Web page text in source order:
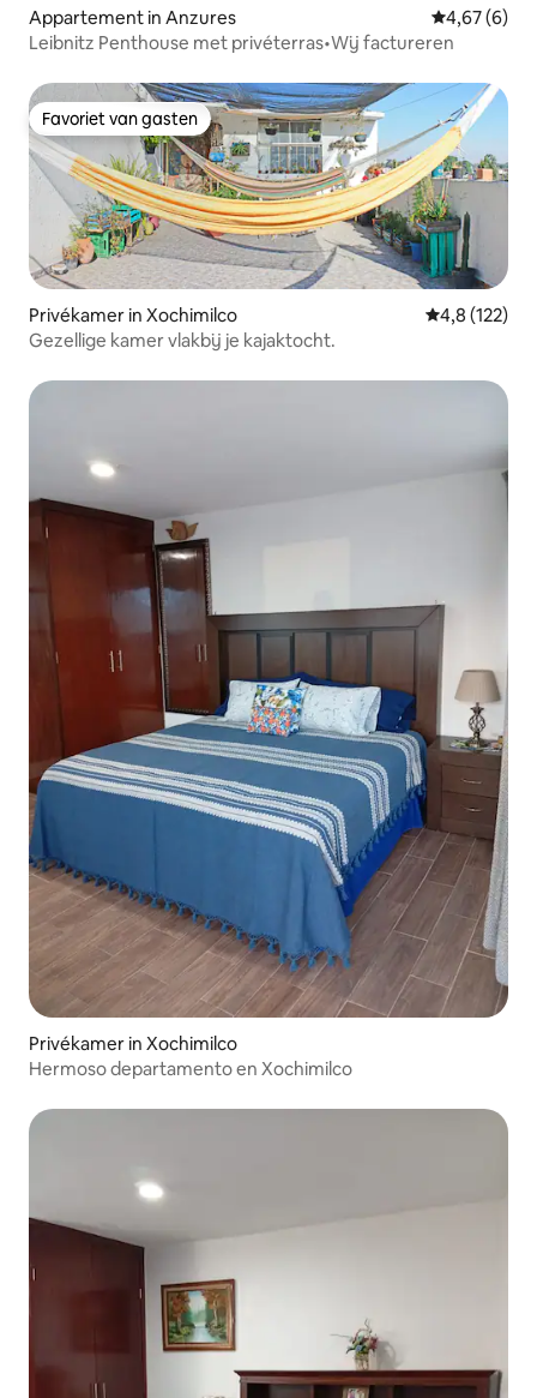
Appartement in Anzures Gemiddelde
4,67 (6)
Leibnitz Penthouse met privéterras•Wij factureren
Favoriet van gasten
Favoriet van gasten
Privékamer in Xochimilco Gemiddelde
4,8 (122)
Gezellige kamer vlakbij je kajaktocht.
Privékamer in Xochimilco
Hermoso departamento en Xochimilco